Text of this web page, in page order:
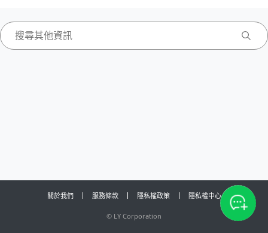
關於我們 服務條款 隱私權政策 隱私權中心
© LY Corporation